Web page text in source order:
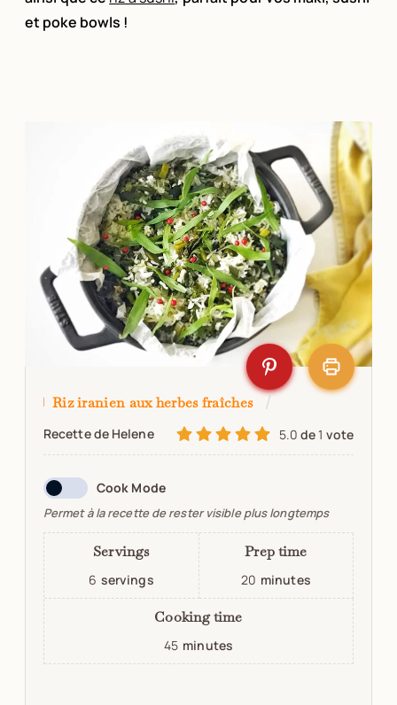
et poke bowls !
Riz iranien aux herbes fraîches
Recette de Helene 5.0 de1 vote
Cook Mode
Permet à la recette de rester visible plus longtemps
Servings
6 servings
Prep time
20 minutes
Cooking time
45 minutes